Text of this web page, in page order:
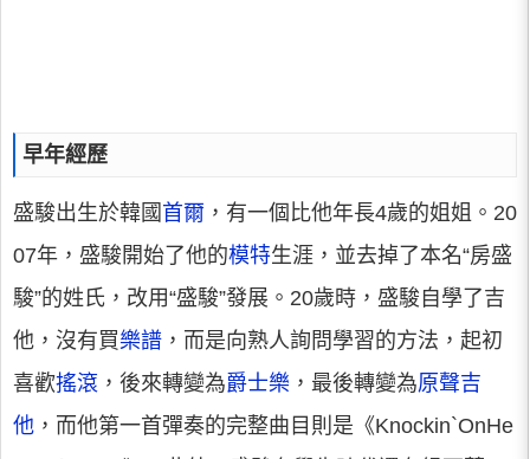
早年經歷
盛駿出生於韓國 首爾 ，有一個比他年長4歲的姐姐。20
07年，盛駿開始了他的模特生涯，並去掉了本名“房盛
駿”的姓氏，改用“盛駿”發展。20歲時，盛駿自學了吉
他，沒有買樂譜 ，而是向熟人詢問學習的方法，起初
喜歡搖滾 ，後來轉變為爵士樂 ，最後轉變為原聲吉
他 ，而他第一首彈奏的完整曲目則是《Knockin`OnHe